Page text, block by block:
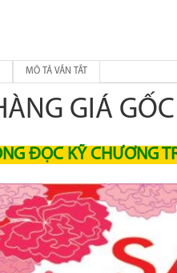
MÔ TẢ VẮN TẮT
GIÁ
ĐỌC KỸ CHƯƠNG